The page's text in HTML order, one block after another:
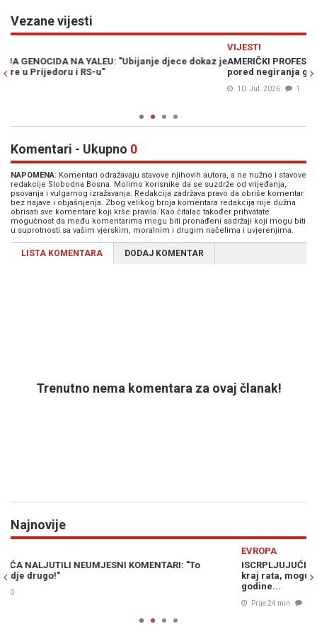
Vezane vijesti
jeAMERIČKI PROFESOR DAVID PETTIGREW: Vlasti u Republici Srpskoj,
pored negiranja genocida u Srebrenici, sprečavaju...
Komentari - Ukupno 0
NAPOMENA: Komentari odražavaju stavove njihovih autora, a ne nužno i stavove
redakcije Slobodna Bosna. Molimo korisnike da se suzdrže od vrijeđanja,
psovanja i vulgarnog izražavanja. Redakcija zadržava pravo da obriše komentar
bez najave i objašnjenja. Zbog velikog broja komentara redakcija nije dužna
obrisati sve komentare koji krše pravila. Kao čitalac također prihvatate
mogućnost da među komentarima mogu biti pronađeni sadržaji koji mogu biti
u suprotnosti sa vašim vjerskim, moralnim i drugim načelima i uvjerenjima.
LISTA KOMENTARA DODAJ KOMENTAR
Trenutno nema komentara za ovaj članak!
Najnovije
ISCRPLJUJUĆI SUKOB BEZ JASNOG POBJEDNIKA: Tri scenarija za
kraj rata, mogu li Ukrajinci i Rusi zakopati ratne sjekire nakon 4